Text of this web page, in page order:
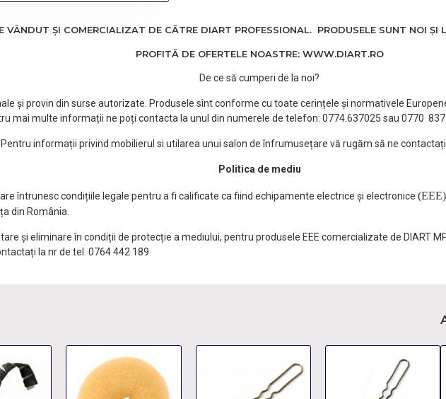
VÂNDUT ȘI COMERCIALIZAT DE CĂTRE DIART PROFESSIONAL. PRODUSELE SUNT NOI ȘI
PROFITĂ DE OFERTELE NOASTRE: WWW.DIART.RO
De ce să cumperi de la noi?
și provin din surse autorizate. Produsele sînt conforme cu toate cerințele și normativele
mai multe informații ne poți contacta la unul din numerele de telefon: 0774.637025 sau 0770
Pentru informații privind mobilierul si utilarea unui salon de înfrumusețare vă rugăm să ne
Politica de mediu
întrunesc condițiile legale pentru a fi calificate ca fiind echipamente electrice și electronice (EEE)
din România.
și eliminare în condiții de protecție a mediului, pentru produsele EEE comercializate de DIART
la nr de tel. 0764 442 189